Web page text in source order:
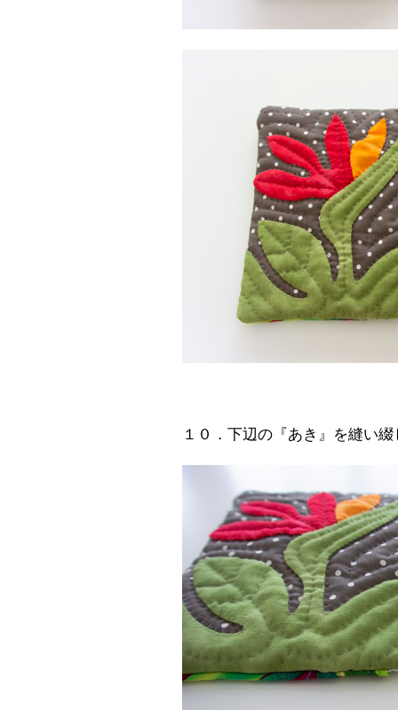
１０．下辺の『あき』を縫い